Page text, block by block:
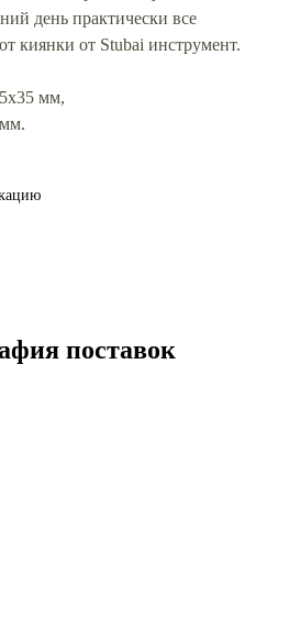
день практически все
киянки от Stubai инструмент.
мм,
поставок